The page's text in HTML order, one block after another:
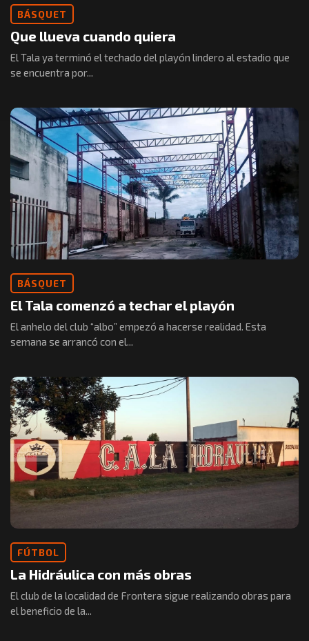
BÁSQUET
Que llueva cuando quiera
El Tala ya terminó el techado del playón lindero al estadio que
se encuentra por...
BÁSQUET
El Tala comenzó a techar el playón
El anhelo del club “albo” empezó a hacerse realidad. Esta
semana se arrancó con el...
FÚTBOL
La Hidráulica con más obras
El club de la localidad de Frontera sigue realizando obras para
el beneficio de la...